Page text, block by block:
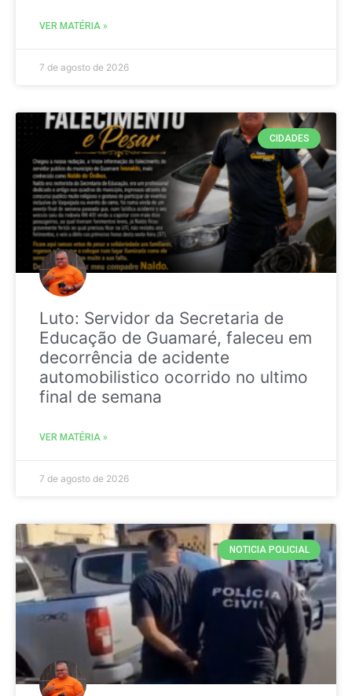
VER MATÉRIA »
7 de agosto de 2026
CIDADES
Luto: Servidor da Secretaria de
Educação de Guamaré, faleceu em
decorrência de acidente
automobilistico ocorrido no ultimo
final de semana
VER MATÉRIA »
7 de agosto de 2026
NOTICIA POLICIAL